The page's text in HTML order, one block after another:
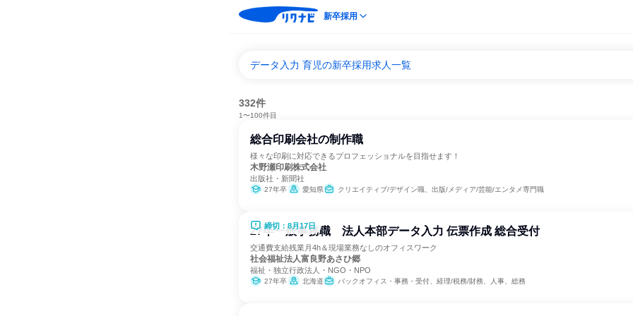
新卒採用
データ入力 育児の新卒採用求人一覧
332件
1〜100件目
総合印刷会社の制作職
様々な印刷に対応できるプロフェッショナルを目指せます！
木野瀬印刷株式会社
出版社・新聞社
27年卒 愛知県 クリエイティブ/デザイン職、出版/メディア/芸能/エンタメ専門職
締切：8月17日
27卒一般事務職 法人本部データ入力 伝票作成 総合受付
交通費支給残業月4h＆現場業務なしのオフィスワーク
社会福祉法人富良野あさひ郷
福祉・独立行政法人・NGO・NPO
27年卒 北海道 バックオフィス・事務・受付、経理/税務/財務、人事、総務